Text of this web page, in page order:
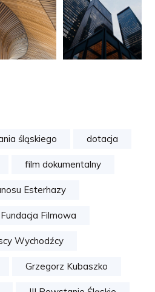
śląskiego dotacja
film dokumentalny
Esterhazy
Fundacja Filmowa
Wychodźcy
Grzegorz Kubaszko